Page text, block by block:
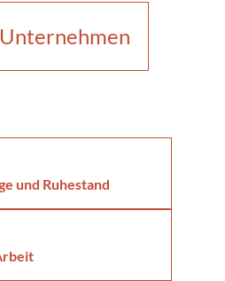
Unternehmen
und Ruhestand